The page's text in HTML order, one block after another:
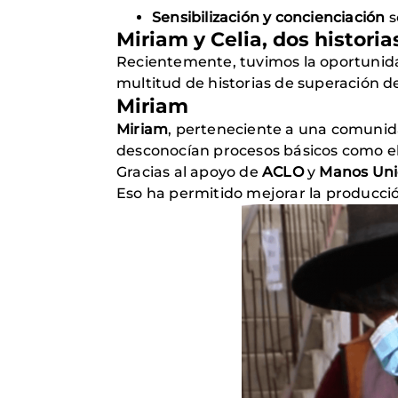
Sensibilización y concienciación
Miriam y Celia, dos
Recientemente, tuvimos la
multitud de historias de superación
Miriam
Miriam, perteneciente a una
desconocían procesos básicos como
Gracias al apoyo de ACLOy Manos
Eso ha permitido mejorar la